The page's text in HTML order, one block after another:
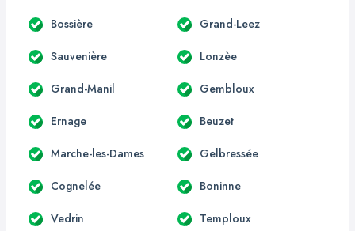
Bossière Grand-Leez
Sauvenière Lonzèe
Grand-Manil Gembloux
Ernage Beuzet
Marche-les-Dames Gelbressée
Cognelée Boninne
Vedrin Temploux